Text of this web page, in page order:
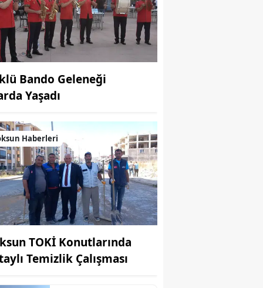
Bando Geleneği
Yaşadı
Haberleri
TOKİ Konutlarında
Temizlik Çalışması